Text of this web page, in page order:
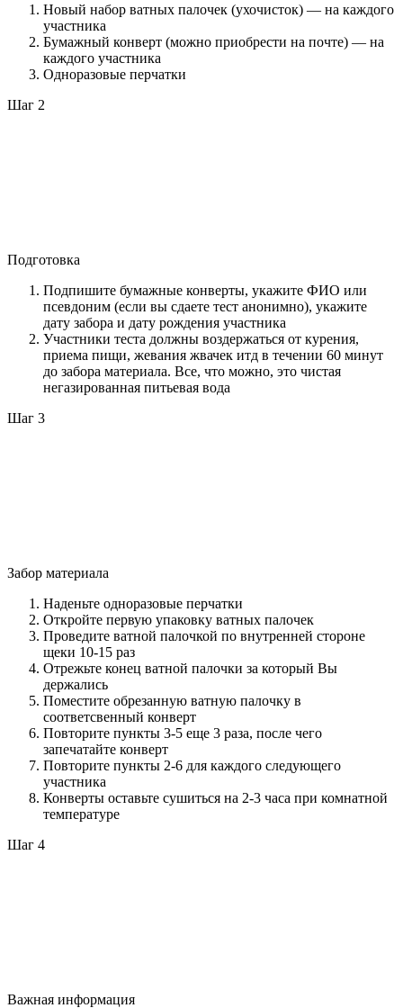
Новый набор ватных палочек (ухочисток) — на каждого
участника
Бумажный конверт (можно приобрести на почте) — на
каждого участника
Одноразовые перчатки
Шаг 2
Подготовка
Подпишите бумажные конверты, укажите ФИО или
псевдоним (если вы сдаете тест анонимно), укажите
дату забора и дату рождения участника
Участники теста должны воздержаться от курения,
приема пищи, жевания жвачек итд в течении 60 минут
до забора материала. Все, что можно, это чистая
негазированная питьевая вода
Шаг 3
Забор материала
Наденьте одноразовые перчатки
Откройте первую упаковку ватных палочек
Проведите ватной палочкой по внутренней стороне
щеки 10-15 раз
Отрежьте конец ватной палочки за который Вы
держались
Поместите обрезанную ватную палочку в
соответсвенный конверт
Повторите пункты 3-5 еще 3 раза, после чего
запечатайте конверт
Повторите пункты 2-6 для каждого следующего
участника
Конверты оставьте сушиться на 2-3 часа при комнатной
температуре
Шаг 4
Важная информация